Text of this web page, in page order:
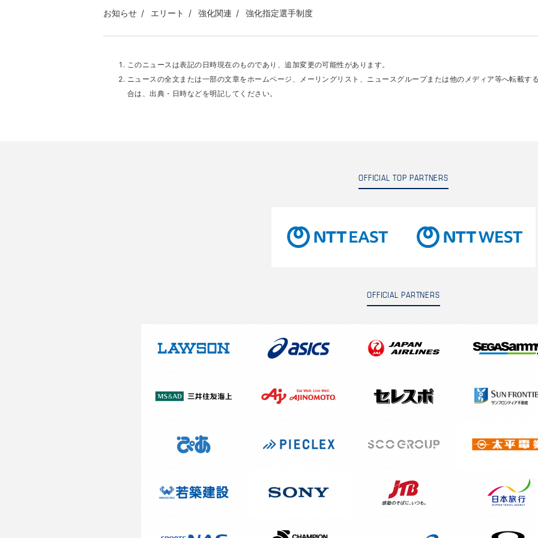
お知らせ エリート 強化関連 強化指定選手制度
このニュースは表記の日時現在のものであり、追加変更の可能性があります。
ニュースの全文または一部の文章をホームページ、メーリングリスト、ニュースグループまたは他のメディア等へ転載す
合は、出典・日時などを明記してください。
OFFICIAL TOP PARTNERS
OFFICIAL PARTNERS